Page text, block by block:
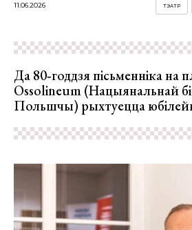
11.06.2026 ТЭАТР
Да 80‑годдзя пісьменніка на
Ossolineum (Нацыянальнай
Польшчы) рыхтуецца